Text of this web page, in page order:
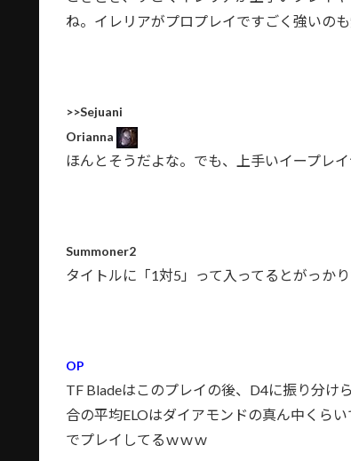
ね。イレリアがプロプレイですごく強いのも
>>Sejuani
Orianna
ほんとそうだよな。でも、上手いイープレ
Summoner2
タイトルに「1対5」って入ってるとがっか
OP
TF Bladeはこのプレイの後、D4に振り分け
合の平均ELOはダイアモンドの真ん中くら
でプレイしてるｗｗｗ